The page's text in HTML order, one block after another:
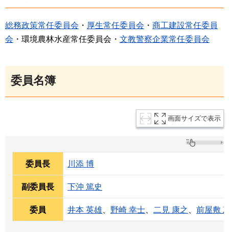
総務政策常任委員会 ・ 厚生常任委員会 ・ 商工建設常任委員
会 ・環境農林水産常任委員会・ 文教警察企業常任委員会
委員名簿
画面サイズで表示
委員長 川添 博
副委員長 下沖 篤史
委員 井本 英雄 野崎 幸士 二見 康之 前屋敷